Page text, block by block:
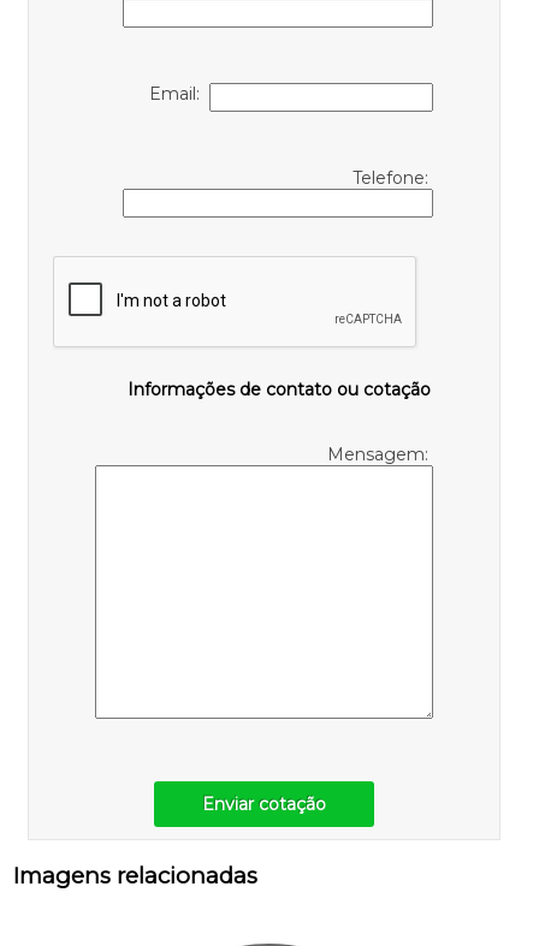
Email:
Telefone:
Informações de contato ou cotação
Mensagem:
Enviar cotação
Imagens relacionadas